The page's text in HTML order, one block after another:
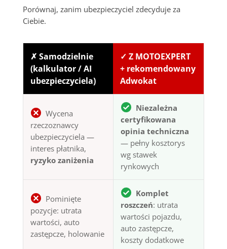
Porównaj, zanim ubezpieczyciel zdecyduje za
Ciebie.
✗ Samodzielnie
(kalkulator / AI
ubezpieczyciela)
✓ Z MOTOEXPERT
+ rekomendowany
Adwokat
Wycena
rzeczoznawcy
ubezpieczyciela —
interes płatnika,
ryzyko zaniżenia
Niezależna
certyfikowana
opinia techniczna
— pełny kosztorys
wg stawek
rynkowych
Pominięte
pozycje: utrata
wartości, auto
zastępcze, holowanie
Komplet
roszczeń: utrata
wartości pojazdu,
auto zastępcze,
koszty dodatkowe